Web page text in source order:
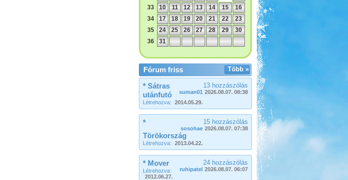
33
10 11 12 13 14 15
16
34
17 18 19 20 21 22
23
35
24 25 26 27 28 29
30
36
31
Több »
Fórum friss
13 hozzászólás
suman01 2026.08.07. 08:38
* Sátras
utánfutó
Létrehozva: 2014.05.29.
15 hozzászólás
sosohae 2026.08.07. 07:38
*
Törökország
Létrehozva: 2013.04.22.
24 hozzászólás
ruhipatel 2026.08.07. 06:07
* Mover
Létrehozva:
2012.06.27.